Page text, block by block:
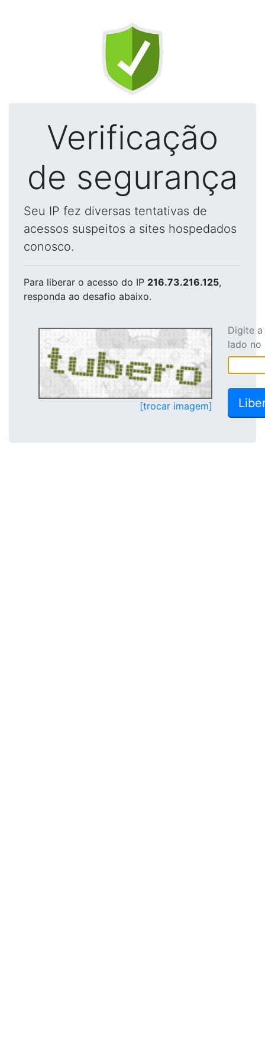
Verificação
de segurança
Seu IP fez diversas tentativas de
acessos suspeitos a sites hospedados
conosco.
Para liberar o acesso do IP 216.73.216.125,
responda ao desafio abaixo.
[trocar imagem]
Digite
lado no